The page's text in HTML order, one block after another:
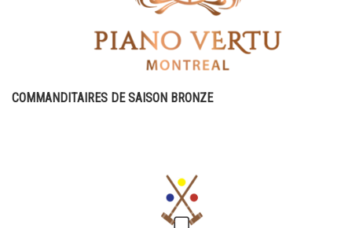
COMMANDITAIRES DE SAISON BRONZE